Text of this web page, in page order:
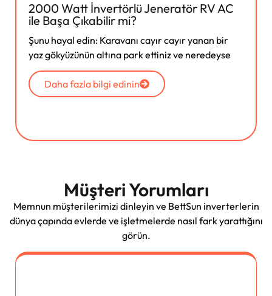
2000 Watt İnvertörlü Jeneratör RV AC
ile Başa Çıkabilir mi?
Şunu hayal edin: Karavanı cayır cayır yanan bir
yaz gökyüzünün altına park ettiniz ve neredeyse
Daha fazla bilgi edinin
Müşteri Yorumları
Memnun müşterilerimizi dinleyin ve BettSun inverterlerin
dünya çapında evlerde ve işletmelerde nasıl fark yarattığını
görün.